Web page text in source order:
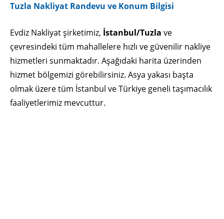
Tuzla Nakliyat Randevu ve Konum Bilgisi
Evdiz Nakliyat şirketimiz, İstanbul/Tuzla ve
çevresindeki tüm mahallelere hızlı ve güvenilir nakliye
hizmetleri sunmaktadır. Aşağıdaki harita üzerinden
hizmet bölgemizi görebilirsiniz. Asya yakası başta
olmak üzere tüm İstanbul ve Türkiye geneli taşımacılık
faaliyetlerimiz mevcuttur.